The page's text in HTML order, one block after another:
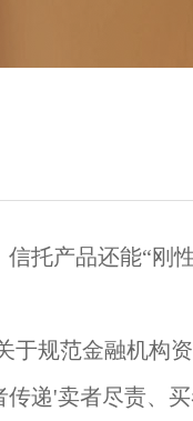
托产品还能“刚
于规范金融机构
传递'卖者尽责、